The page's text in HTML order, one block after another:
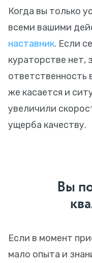
Когда вы только
всеми вашими
наставник. Если
кураторстве нет,
же касается и
увеличили
ущерба качеству.
Вы
Если в момент
мало опыта и